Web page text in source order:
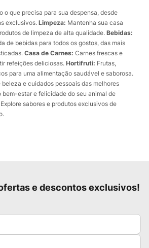
o que precisa para sua despensa, desde
exclusivos. Limpeza: Mantenha sua casa
de limpeza de alta qualidade. Bebidas:
de bebidas para todos os gostos, das mais
Casa de Carnes: Carnes frescas e
refeições deliciosas. Hortifruti: Frutas,
para uma alimentação saudável e saborosa.
beleza e cuidados pessoais das melhores
bem-estar e felicidade do seu animal de
Explore sabores e produtos exclusivos de
e descontos exclusivos!